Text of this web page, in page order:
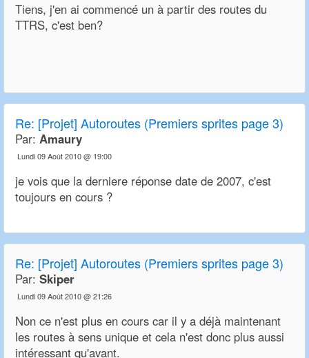
Tiens, j'en ai commencé un à partir des routes du
TTRS, c'est ben?
Re: [Projet] Autoroutes (Premiers sprites page 3)
Par: Amaury
Lundi 09 Août 2010 @ 19:00
je vois que la derniere réponse date de 2007, c'est
toujours en cours ?
Re: [Projet] Autoroutes (Premiers sprites page 3)
Par: Skiper
Lundi 09 Août 2010 @ 21:26
Non ce n'est plus en cours car il y a déjà maintenant
les routes à sens unique et cela n'est donc plus aussi
intéressant qu'avant.